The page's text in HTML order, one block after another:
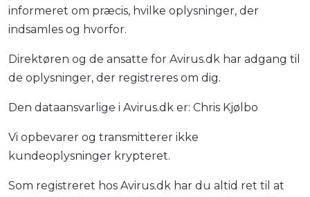
informeret om præcis, hvilke oplysninger, der
indsamles og hvorfor.
Direktøren og de ansatte for Avirus.dk har adgang til
de oplysninger, der registreres om dig.
Den dataansvarlige i Avirus.dk er: Chris Kjølbo
Vi opbevarer og transmitterer ikke
kundeoplysninger krypteret.
Som registreret hos Avirus.dk har du altid ret til at